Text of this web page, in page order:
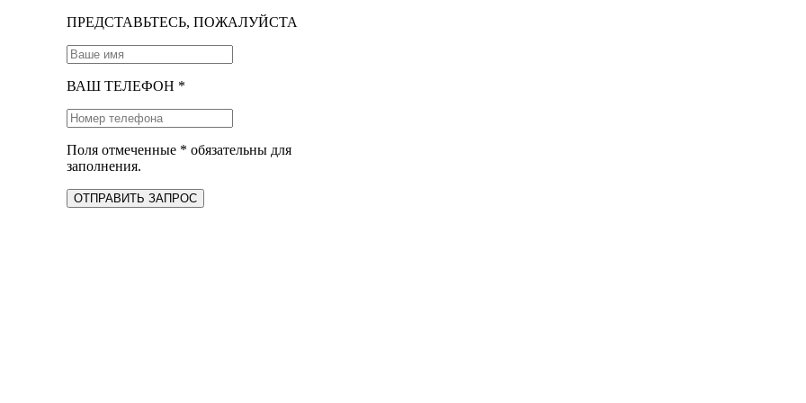
ПРЕДСТАВЬТЕСЬ, ПОЖАЛУЙСТА
ВАШ ТЕЛЕФОН *
Поля отмеченные * обязательны для
заполнения.
ОТПРАВИТЬ ЗАПРОС